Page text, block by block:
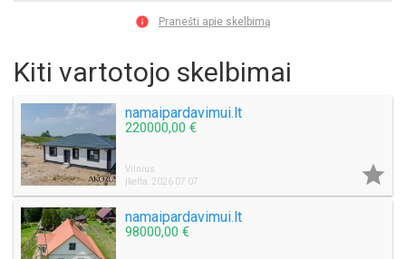
 Pranešti apie skelbimą
Kiti vartotojo skelbimai
namaipardavimui.lt
220000,00 €
Vilnius
Įkelta: 2026 07 07

namaipardavimui.lt
98000,00 €